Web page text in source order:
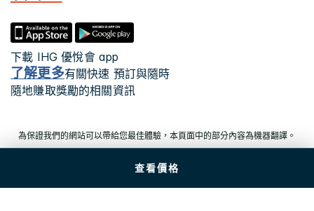
查看價格
下載 IHG 優悅會 app
了解更多有關快速 預訂與隨時
隨地賺取獎勵的相關資訊
為保證我們的網站可以帶給您最佳體驗，本頁面中的部分內容為機器翻譯。